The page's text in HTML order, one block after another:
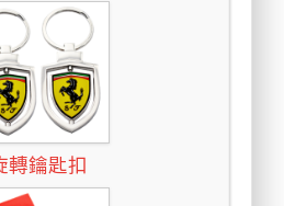
轉鑰匙扣